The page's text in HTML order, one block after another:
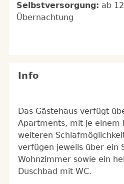
Selbstversorgung: ab
Übernachtung
Info
Das Gästehaus verfügt
Apartments, mit je einem
weiteren
verfügen jeweils über ein
Wohnzimmer sowie ein
Duschbad mit WC.